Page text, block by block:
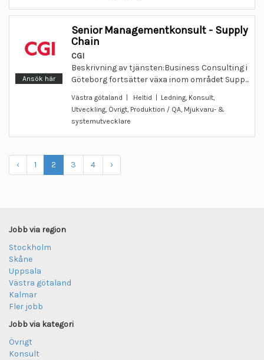
Ansök här
Senior Managementkonsult - Supply
Chain
CGI
Beskrivning av tjänsten:Business Consulting i
Göteborg fortsätter växa inom området Supp...
Västra götaland | Heltid | Ledning, Konsult,
Utveckling, Övrigt, Produktion / QA, Mjukvaru- &
systemutvecklare
‹ 1 2 3 4 ›
Jobb via region
Stockholm
Skåne
Uppsala
Västra götaland
Kalmar
Fler jobb
Jobb via kategori
Övrigt
Konsult